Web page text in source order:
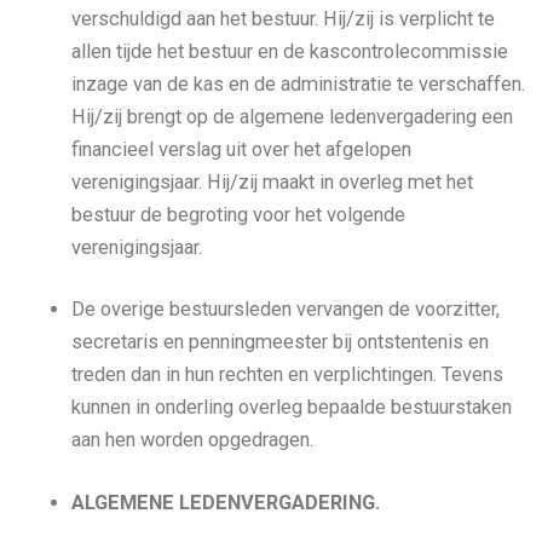
verschuldigd aan het bestuur. Hij/zij is verplicht te
allen tijde het bestuur en de kascontrolecommissie
inzage van de kas en de administratie te verschaffen.
Hij/zij brengt op de algemene ledenvergadering een
financieel verslag uit over het afgelopen
verenigingsjaar. Hij/zij maakt in overleg met het
bestuur de begroting voor het volgende
verenigingsjaar.
De overige bestuursleden vervangen de voorzitter,
secretaris en penningmeester bij ontstentenis en
treden dan in hun rechten en verplichtingen. Tevens
kunnen in onderling overleg bepaalde bestuurstaken
aan hen worden opgedragen.
ALGEMENE LEDENVERGADERING.